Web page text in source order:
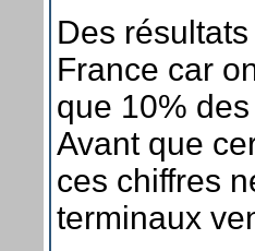
Des
France car
que 10%
Avant que
ces chiffres
terminaux